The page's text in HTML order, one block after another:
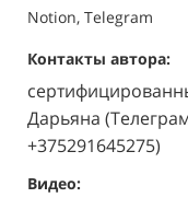
Notion, Telegram
Контакты автора:
Дарьяна
+375291645275)
Видео: